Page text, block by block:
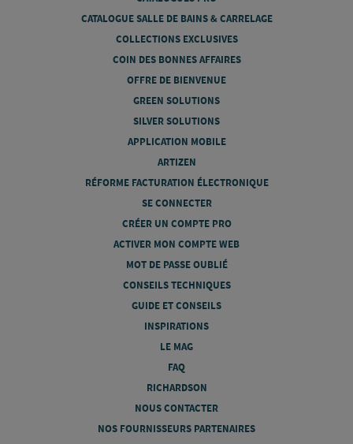
CATALOGUE SALLE DE BAINS & CARRELAGE
COLLECTIONS EXCLUSIVES
COIN DES BONNES AFFAIRES
OFFRE DE BIENVENUE
GREEN SOLUTIONS
SILVER SOLUTIONS
APPLICATION MOBILE
ARTIZEN
RÉFORME FACTURATION ÉLECTRONIQUE
SE CONNECTER
CRÉER UN COMPTE PRO
ACTIVER MON COMPTE WEB
MOT DE PASSE OUBLIÉ
CONSEILS TECHNIQUES
GUIDE ET CONSEILS
INSPIRATIONS
LE MAG
FAQ
RICHARDSON
NOUS CONTACTER
NOS FOURNISSEURS PARTENAIRES